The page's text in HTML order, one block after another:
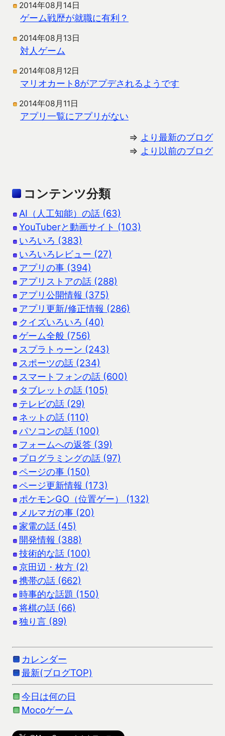
2014年08月14日
ゲーム戦歴が就職に有利？
2014年08月13日
対人ゲーム
2014年08月12日
マリオカート8がアプデされるようです
2014年08月11日
アプリ一覧にアプリがない
⇒ より最新のブログ
⇒ より以前のブログ
コンテンツ分類
AI（人工知能）の話 (63)
YouTuberと動画サイト (103)
いろいろ (383)
いろいろレビュー (27)
アプリの事 (394)
アプリストアの話 (288)
アプリ公開情報 (375)
アプリ更新/修正情報 (286)
クイズいろいろ (40)
ゲーム全般 (756)
スプラトゥーン (243)
スポーツの話 (234)
スマートフォンの話 (600)
タブレットの話 (105)
テレビの話 (29)
ネットの話 (110)
パソコンの話 (100)
フォームへの返答 (39)
プログラミングの話 (97)
ページの事 (150)
ページ更新情報 (173)
ポケモンGO（位置ゲー） (132)
メルマガの事 (20)
家電の話 (45)
開発情報 (388)
技術的な話 (100)
京田辺・枚方 (2)
携帯の話 (662)
時事的な話題 (150)
将棋の話 (66)
独り言 (89)
カレンダー
最新(ブログTOP)
今日は何の日
Mocoゲーム